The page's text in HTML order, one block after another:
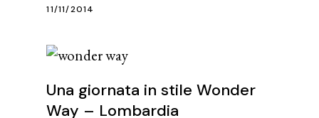
11/11/2014
Una giornata in stile Wonder
Way – Lombardia